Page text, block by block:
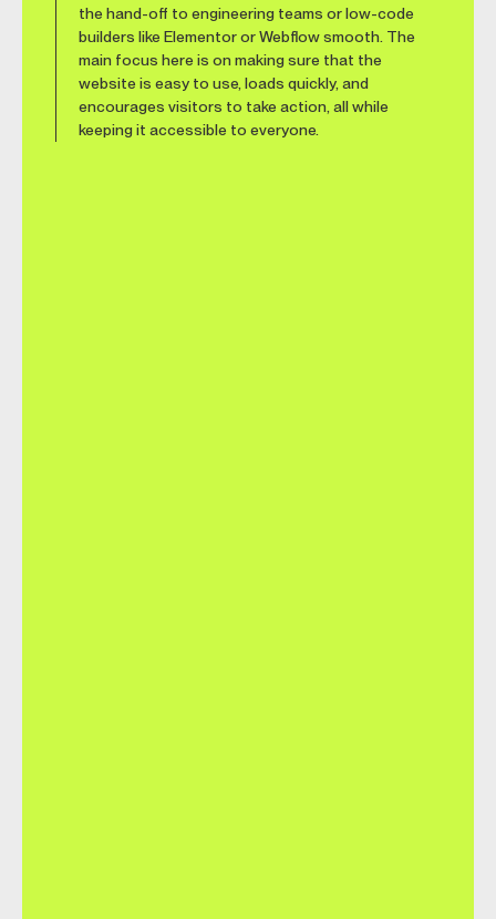
the hand-off to engineering teams or low-code
builders like Elementor or Webflow smooth. The
main focus here is on making sure that the
website is easy to use, loads quickly, and
encourages visitors to take action, all while
keeping it accessible to everyone.